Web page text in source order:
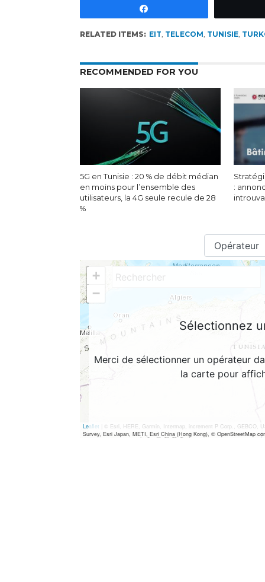
RELATED ITEMS: EIT, TELECOM, TUNISIE,
RECOMMENDED FOR YOU
5G en Tunisie : 20 % de débit médian
en moins pour l’ensemble des
utilisateurs, la 4G seule recule de 28
%
: